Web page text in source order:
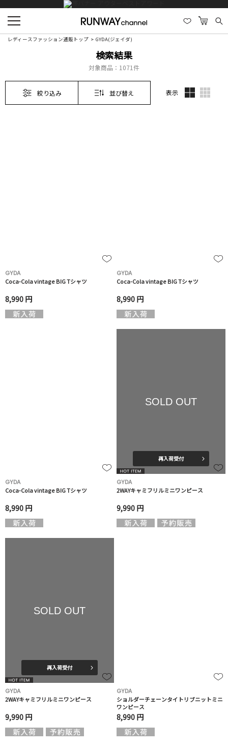
レディースファッション通販トップ GYDA(ジェイダ)
検索結果
対象商品： 1071件
絞り込み 並び替え 表示
GYDA
Coca-Cola vintage BIG Tシャツ
8,990 円
GYDA
Coca-Cola vintage BIG Tシャツ
8,990 円
GYDA
Coca-Cola vintage BIG Tシャツ
8,990 円
SOLD OUT
再入荷受付
GYDA
2WAYキャミフリルミニワンピース
9,990 円
SOLD OUT
再入荷受付
GYDA
2WAYキャミフリルミニワンピース
9,990 円
GYDA
ショルダーチェーンタイトリブニットミニ
ワンピース
8,990 円